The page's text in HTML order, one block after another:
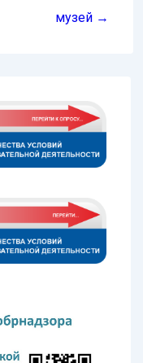
музей →